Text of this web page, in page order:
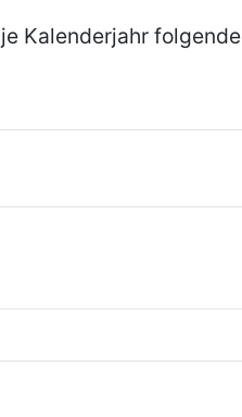
Kalenderjahr folgende